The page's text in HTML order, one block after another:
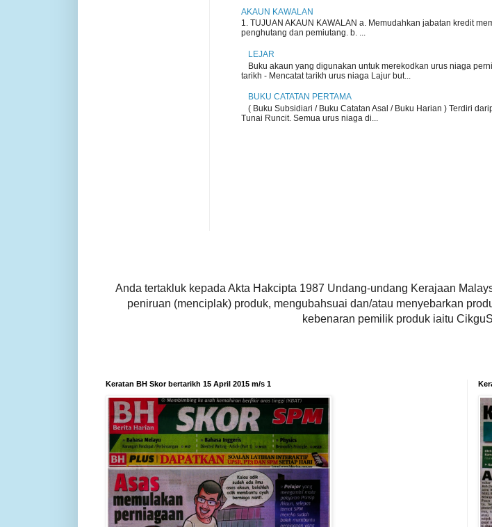
AKAUN KAWALAN
1. TUJUAN AKAUN KAWALAN a. Memudahkan jabatan kredit
penghutang dan pemiutang. b. ...
LEJAR
Buku akaun yang digunakan untuk merekodkan urus niaga
tarikh - Mencatat tarikh urus niaga Lajur but...
BUKU CATATAN PERTAMA
( Buku Subsidiari / Buku Catatan Asal / Buku Harian ) Terdiri
Tunai Runcit. Semua urus niaga di...
Anda tertakluk kepada Akta Hakcipta 1987 Undang-undang Kerajaan
peniruan (menciplak) produk, mengubahsuai dan/atau menyebarkan
kebenaran pemilik produk iaitu
Keratan BH Skor bertarikh 15 April 2015 m/s 1